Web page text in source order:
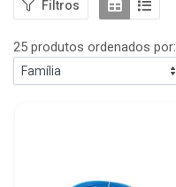
Filtros
25 produtos ordenados por: